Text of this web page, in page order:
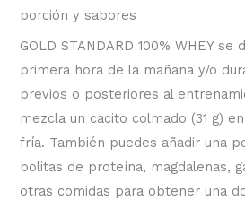
porción y sabores
GOLD STANDARD 100% WHEY
primera hora de la mañana y/o
previos o posteriores al
mezcla un cacito colmado (31 g)
fría. También puedes añadir una
bolitas de proteína, magdalenas,
otras comidas para obtener una